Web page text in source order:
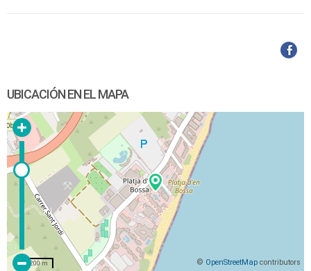
UBICACIÓN EN EL MAPA
© OpenStreetMap contributors
200 m